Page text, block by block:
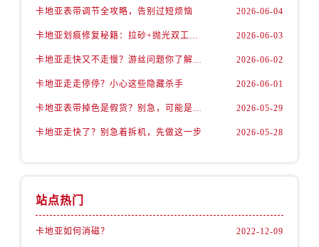
卡地亚表带调节全攻略，告别过短烦恼 2026-06-04
2026-06-03
2026-06-02
卡地亚走走停停？小心这些隐藏杀手 2026-06-01
2026-05-29
卡地亚走快了？别急着拆机，先做这一步 2026-05-28
站点热门
卡地亚如何消磁？ 2022-12-09